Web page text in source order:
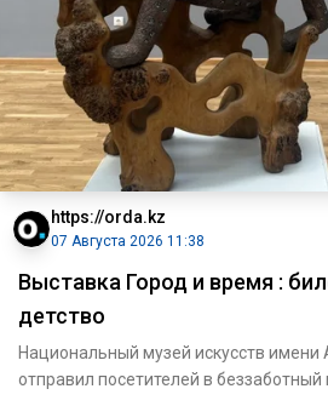
https://orda.kz
07 Августа 2026 11:38
Выставка Город и время :
детство
Национальный музей искусств имени
отправил посетителей в беззаботный